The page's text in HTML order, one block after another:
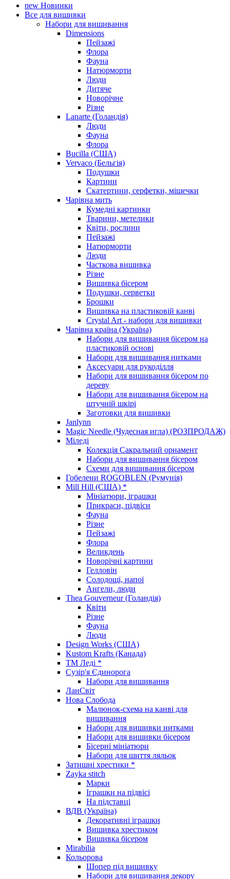
new Новинки
Все для вишивки
Набори для вишивання
Dimensions
Пейзажі
Флора
Фауна
Натюрморти
Люди
Дитяче
Новорічне
Різне
Lanarte (Голандія)
Люди
Фауна
Флора
Bucilla (США)
Vervaco (Бельгія)
Подушки
Картини
Скатертини, серфетки, мішечки
Чарiвна мить
Кумедні картинки
Тварини, метелики
Квіти, рослини
Пейзажі
Натюрморти
Люди
Часткова вишивка
Різне
Вишивка бісером
Подушки, серветки
Брошки
Вишивка на пластиковій канві
Crystal Art - набори для вишивки
Чарівна країна (Україна)
Набори для вишивання бісером на
пластиковій основі
Набори для вишивання нитками
Аксесуари для рукоділля
Набори для вишивання бісером по
дереву
Набори для вишивання бісером на
штучній шкірі
Заготовки для вишивки
Janlynn
Magic Needle (Чудесная игла) (РОЗПРОДАЖ)
Міледі
Колекція Сакральний орнамент
Набори для вишивання бісером
Схеми для вишивання бісером
Гобелени ROGOBLEN (Румунія)
Mill Hill (США) *
Мініатюри, іграшки
Прикраси, підвіси
Фауна
Різне
Пейзажі
Флора
Великдень
Новорічні картини
Гелловін
Солодощі, напої
Ангели, люди
Thea Gouverneur (Голандія)
Квіти
Різне
Фауна
Люди
Design Works (США)
Kustom Krafts (Канада)
ТМ Леді *
Сузір'я Єдинорога
Набори для вишивання
ЛанСвіт
Нова Слобода
Малюнок-схема на канві для
вишивання
Набори для вишивки нитками
Набори для вишивки бісером
Бісерні мініатюри
Набори для шиття ляльок
Затишні хрестики *
Zayka stitch
Марки
Іграшки на підвісі
На підставці
ВДВ (Україна)
Декоративні іграшки
Вишивка хрестиком
Вишивка бісером
Mirabilia
Кольорова
Шопер під вишивку
Набори для вишивання декору